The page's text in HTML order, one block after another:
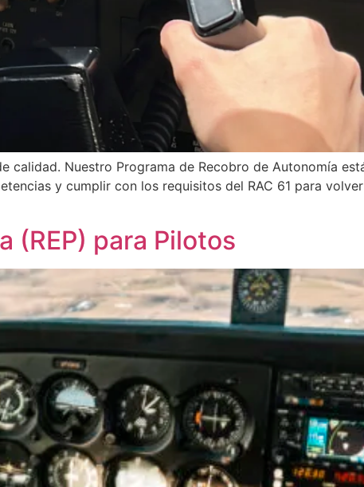
Nuestro Programa de Recobro de Autonomía
y cumplir con los requisitos del RAC 61 para
(REP) para Pilotos